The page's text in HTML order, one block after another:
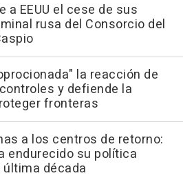
a EEUU el cese de sus
rusa del Consorcio del
la reacción de
y defiende la
fronteras
a los centros de retorno:
endurecido su política
década